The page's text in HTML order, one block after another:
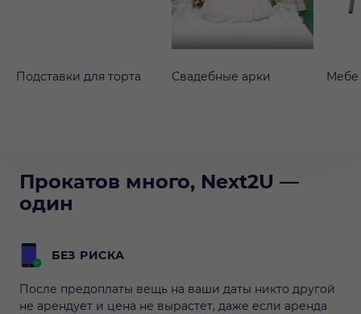
Подставки для торта Свадебные арки
Прокатов много, Next2U —
один
БЕЗ РИСКА
После предоплаты вещь на ваши даты никто другой
не арендует и цена не вырастет, даже если аренда